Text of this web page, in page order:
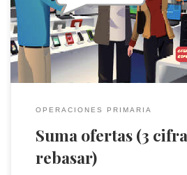
rebasan los órdenes de unidades).
OPERACIONES PRIMARIA
Suma ofertas (3
rebasar)